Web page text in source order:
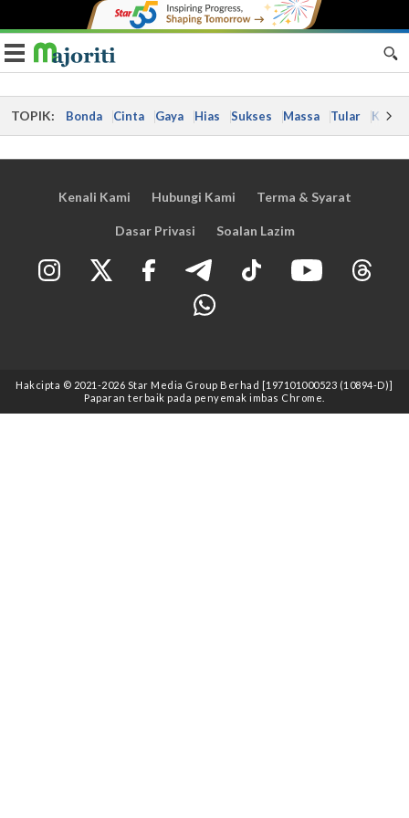
Toggle navigation
TOPIK: Bonda Cinta Gaya Hias Sukses Massa Tular Kes
Kenali Kami Hubungi Kami Terma & Syarat
Dasar Privasi Soalan Lazim
Hakcipta © 2021 -2026 Star Media Group Berhad [197101000523 (10894-D)]
Paparan terbaik pada penyemak imbas Chrome.